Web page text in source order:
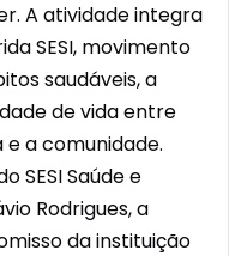
. A atividade integra
SESI, movimento
saudáveis, a
de vida entre
a comunidade.
SESI Saúde e
Rodrigues, a
da instituição